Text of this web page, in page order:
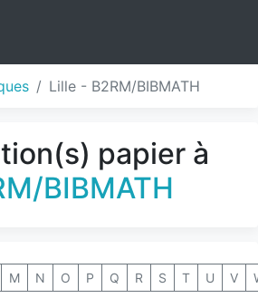
Lille - B2RM/BIBMATH
papier à
BIBMATH
M N O P Q R S T U V